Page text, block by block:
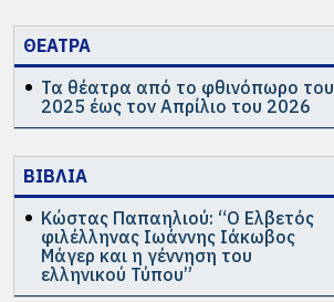
ΘΕΑΤΡΑ
Τα θέατρα από το φθινόπωρο του
2025 έως τον Απρίλιο του 2026
ΒΙΒΛΙΑ
Κώστας Παπαηλιού: “Ο Ελβετός
φιλέλληνας Ιωάννης Ιάκωβος
Μάγερ και η γέννηση του
ελληνικού Τύπου”